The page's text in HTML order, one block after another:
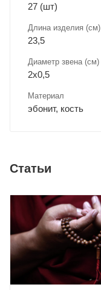
27 (шт)
Длина изделия (см)
23,5
Диаметр звена (см)
2х0,5
Материал
эбонит, кость
Статьи